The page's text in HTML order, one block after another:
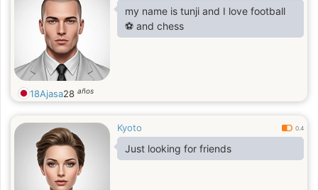
my name is tunji and I love football
⚽ and chess
18Ajasa28 años
Kyoto 0.4
Just looking for friends